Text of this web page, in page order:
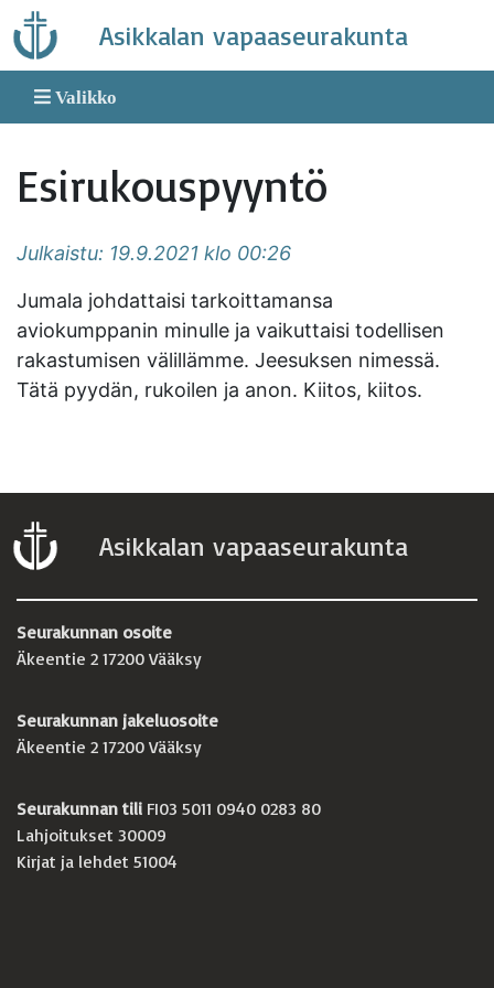
Skip
to
content
Asikkalan vapaaseurakunta
Valikko
Esirukouspyyntö
Julkaistu: 19.9.2021 klo 00:26
Jumala johdattaisi tarkoittamansa
aviokumppanin minulle ja vaikuttaisi todellisen
rakastumisen välillämme. Jeesuksen nimessä.
Tätä pyydän, rukoilen ja anon. Kiitos, kiitos.
Asikkalan vapaaseurakunta
Seurakunnan osoite
Äkeentie 2 17200 Vääksy
Seurakunnan jakeluosoite
Äkeentie 2 17200 Vääksy
Seurakunnan tili FI03 5011 0940 0283 80
Lahjoitukset 30009
Kirjat ja lehdet 51004